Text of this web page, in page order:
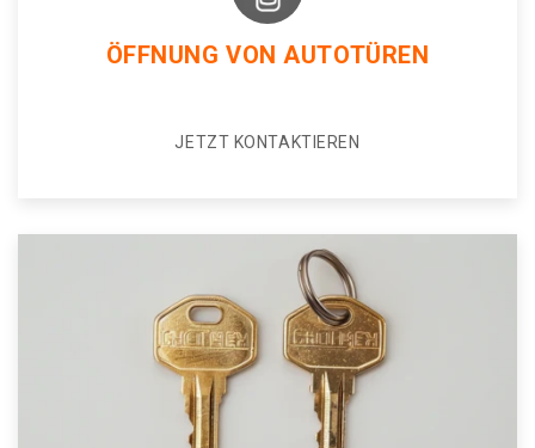
ÖFFNUNG VON AUTOTÜREN
JETZT KONTAKTIEREN